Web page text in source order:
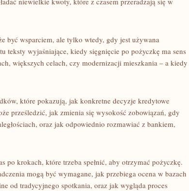
być wsparciem, ale tylko wtedy, gdy jest używana
teksty wyjaśniające, kiedy sięgnięcie po pożyczkę ma sens
większych celach, czy modernizacji mieszkania – a kiedy
które pokazują, jak konkretne decyzje kredytowe
prześledzić, jak zmienia się wysokość zobowiązań, gdy
oraz jak odpowiednio rozmawiać z bankiem,
po krokach, które trzeba spełnić, aby otrzymać pożyczkę.
mogą być wymagane, jak przebiega ocena w bazach
od tradycyjnego spotkania, oraz jak wygląda proces